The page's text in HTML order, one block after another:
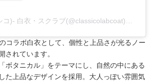
コラボ白衣として、個性と上品さが光るノー
されています。
ボタニカル」をテーマにし、自然の中にある
た上品なデザインを採用。大人っぽい雰囲気